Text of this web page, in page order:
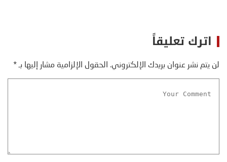
اترك تعليقاً
لن يتم نشر عنوان بريدك الإلكتروني. الحقول الإلزامية مشار إليها بـ*